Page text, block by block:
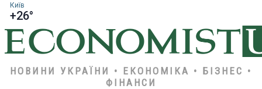
Київ
+26°
НОВИНИ УКРАЇНИ • ЕКОНОМІКА • БІЗНЕС •
ФІНАНСИ